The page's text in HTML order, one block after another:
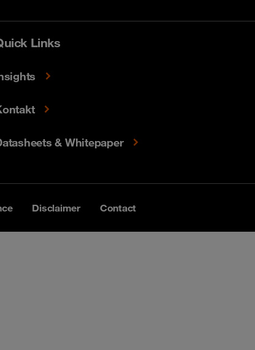
Links
& Whitepaper
Disclaimer Contact